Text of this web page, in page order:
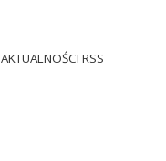
AKTUALNOŚCI RSS